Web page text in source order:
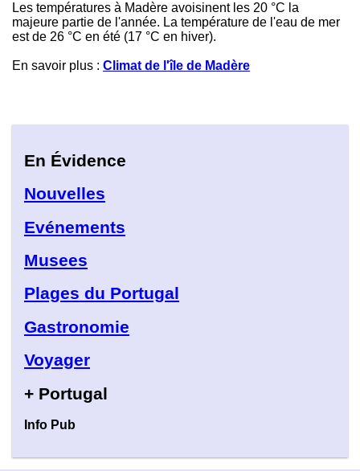
Les températures à Madère avoisinent les 20 °C la
majeure partie de l'année. La température de l'eau de mer
est de 26 °C en été (17 °C en hiver).
En savoir plus : Climat de l'île de Madère
En Évidence
Nouvelles
Evénements
Musees
Plages du Portugal
Gastronomie
Voyager
+ Portugal
Info Pub